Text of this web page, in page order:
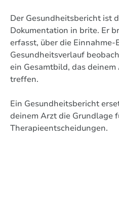
Der Gesundheitsbericht ist
Dokumentation in brite. Er
erfasst, über die
Gesundheitsverlauf
ein Gesamtbild, das
treffen.
Ein Gesundheitsbericht
deinem Arzt die Grundlage
Therapieentscheidungen.